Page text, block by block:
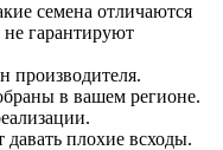
семена отличаются
гарантируют
производителя.
в вашем регионе.
плохие всходы.